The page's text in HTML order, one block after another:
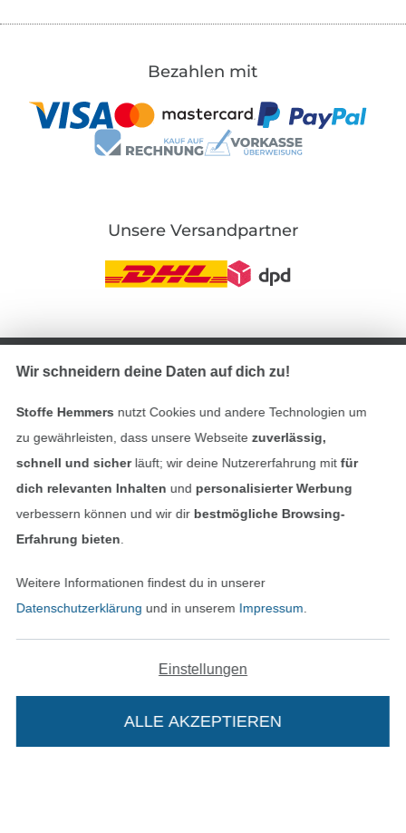
Bezahlen mit
Unsere Versandpartner
AGB
Datenschutz
Widerrufsrecht
Bestellung widerrufen
Finde mehr Inspiration
In den deutschen Shop wechseln (aktuell
Wir schneidern deine Daten auf dich zu!
Stoffe Hemmers nutzt Cookies und andere Technologien um
zu gewährleisten, dass unsere Webseite zuverlässig,
schnell und sicherläuft; wir deine Nutzererfahrung mitfür
dich relevanten Inhalten und personalisierter Werbung
verbessern können und wir dir bestmögliche Browsing-
Erfahrung bieten
Weitere Informationen findest du in unserer
Datenschutzerklärung und in unserem Impressum
Einstellungen
ALLE AKZEPTIEREN